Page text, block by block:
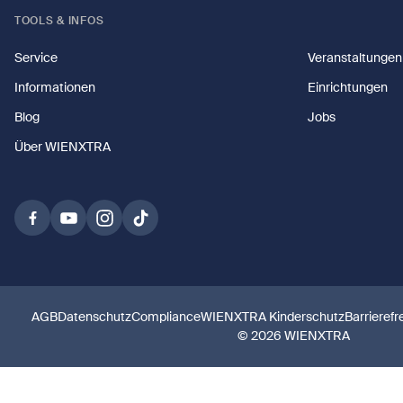
TOOLS & INFOS
Service
Veranstaltungen
Informationen
Einrichtungen
Blog
Jobs
Über WIENXTRA
© 2026 WIENXTRA
AGBDatenschutzComplianceWIENXTRA Kinderschutz